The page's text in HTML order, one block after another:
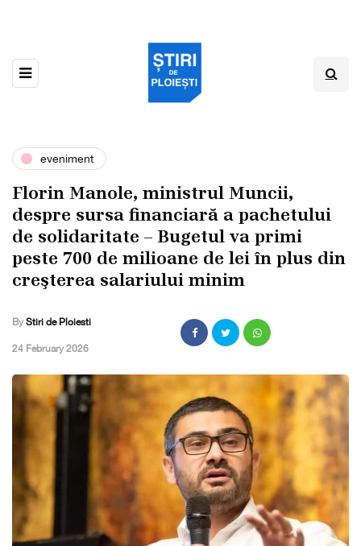
eveniment
Florin Manole, ministrul Muncii,
despre sursa financiară a pachetului
de solidaritate – Bugetul va primi
peste 700 de milioane de lei în plus din
creşterea salariului minim
By Stiri de Ploiesti
,24 February 2026